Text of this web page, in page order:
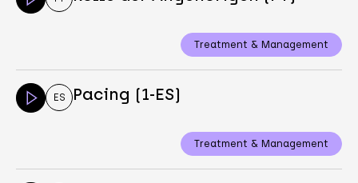
Treatment & Management
ES Pacing (1-ES)
Treatment & Management